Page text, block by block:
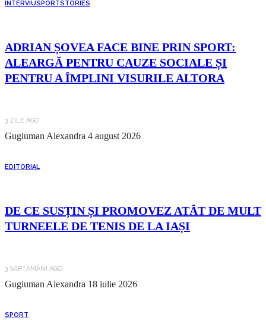
INTERVIUSPORTSTORIES
ADRIAN ȘOVEA FACE BINE PRIN SPORT:
ALEARGĂ PENTRU CAUZE SOCIALE ȘI
PENTRU A ÎMPLINI VISURILE ALTORA
3 ZILE AGO
Gugiuman Alexandra 4 august 2026
EDITORIAL
DE CE SUSȚIN ȘI PROMOVEZ ATÂT DE MULT
TURNEELE DE TENIS DE LA IAȘI
3 SĂPTĂMÂNI AGO
Gugiuman Alexandra 18 iulie 2026
SPORT